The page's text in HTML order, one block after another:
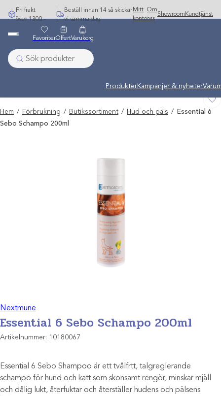
Hoppa
till
Fri frakt
över 1300:-
Beställ innan 14 så skickar
vi samma dag
Mitt
konto
Om
oss
Showroom Kundtjänst
Undermeny stängd: Varumärken
ProdukterKampanjer & nyheter
FavoriterOffertVarukorg
Hem / Förbrukning / Butikssortiment / Hud och päls / Essential 6
Sebo Schampo 200ml
Nextmune
Essential 6 Sebo Schampo 200ml
Artikelnummer: 10180067
Essential 6 Sebo Shampoo är ett tvålfrtt, talgreglerande
schampo för hund och katt som skonsamt rengör, minskar mjäll
och dålig lukt, återfuktar och återställer hudens och pälsens